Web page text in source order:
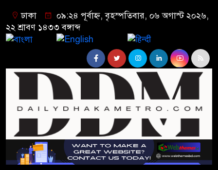
ঢাকা
০৯:২৪ পূর্বাহ্ন, বৃহস্পতিবার, ০৬ অগাস্ট ২০২৬,
২২ শ্রাবণ ১৪৩৩ বঙ্গাব্দ